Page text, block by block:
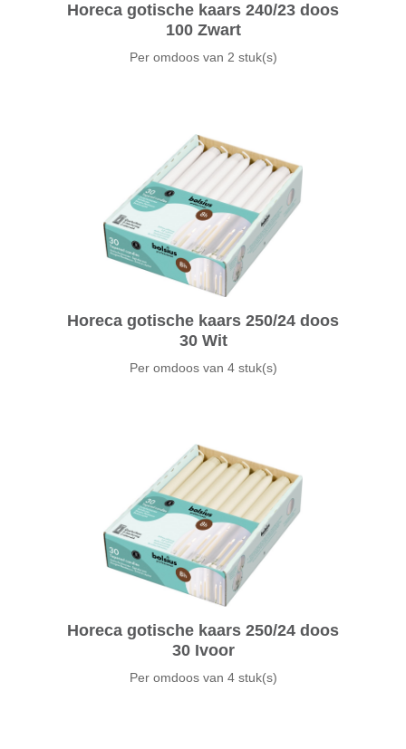
Horeca gotische kaars 240/23 doos
100 Zwart
Per omdoos van 2 stuk(s)
Horeca gotische kaars 250/24 doos
30 Wit
Per omdoos van 4 stuk(s)
Horeca gotische kaars 250/24 doos
30 Ivoor
Per omdoos van 4 stuk(s)